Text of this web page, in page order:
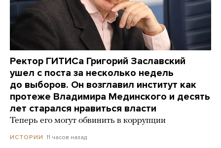
Ректор ГИТИСа Григорий Заславский
ушел с поста за несколько недель
до выборов. Он возглавил институт как
протеже Владимира Мединского и десять
лет старался нравиться власти
Теперь его могут обвинить в коррупции
ИСТОРИИ 11 часов назад